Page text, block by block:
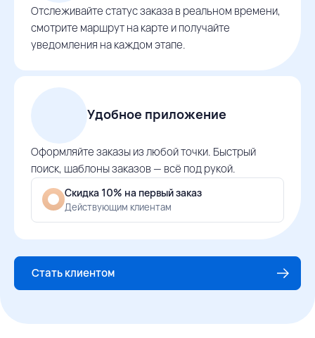
Отслеживайте статус заказа в реальном времени,
смотрите маршрут на карте и получайте
уведомления на каждом этапе.
Удобное приложение
Оформляйте заказы из любой точки. Быстрый
поиск, шаблоны заказов — всё под рукой.
Скидка 10% на первый заказ
Действующим клиентам
Стать клиентом